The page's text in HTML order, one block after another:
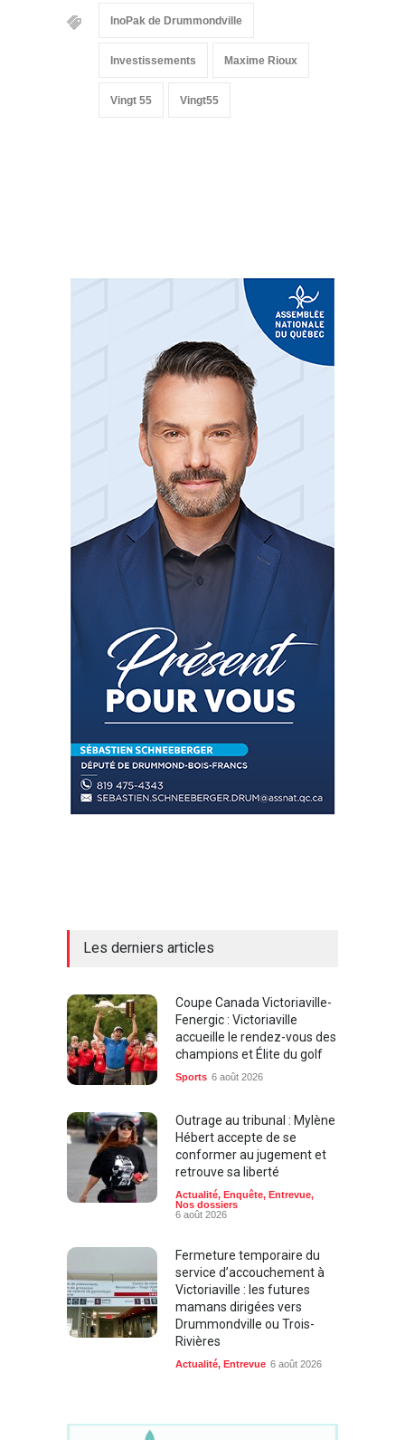
InoPak de Drummondville
Investissements Maxime Rioux
Vingt 55 Vingt55
Les derniers articles
Coupe Canada Victoriaville-
Fenergic : Victoriaville
accueille le rendez-vous des
champions et Élite du golf
Sports 6 août 2026
Outrage au tribunal : Mylène
Hébert accepte de se
conformer au jugement et
retrouve sa liberté
Actualité, Enquête, Entrevue,
Nos dossiers
6 août 2026
Fermeture temporaire du
service d’accouchement à
Victoriaville : les futures
mamans dirigées vers
Drummondville ou Trois-
Rivières
Actualité, Entrevue 6 août 2026